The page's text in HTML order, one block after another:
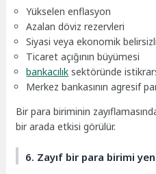
Yükselen enflasyon
Azalan döviz rezervleri
Siyasi veya ekonomik
Ticaret açığının büyümesi
bankacılık sektöründe
Merkez bankasının agresif
Bir para biriminin
bir arada etkisi görülür.
6. Zayıf bir para birimi